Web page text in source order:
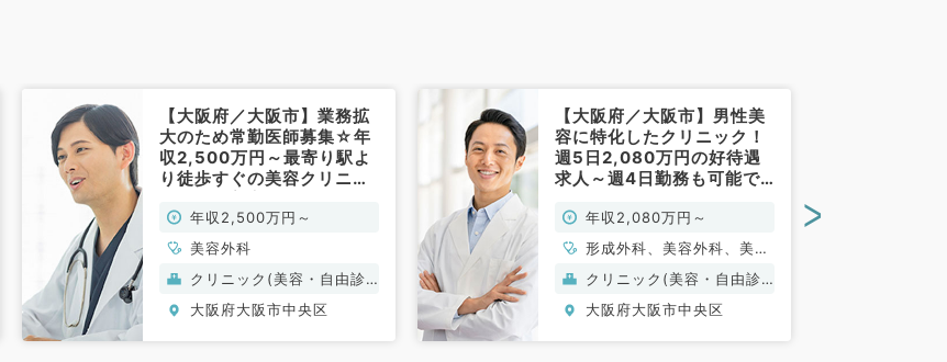
【大阪府／大阪市】業務拡
大のため常勤医師募集☆年
収2,500万円～最寄り駅よ
り徒歩すぐの美容クリニッ
年収2,500万円～
美容外科
クリニック(美容・自由診
療）
大阪府大阪市中央区
【大阪府／大阪市】男性美
容に特化したクリニック！
週5日2,080万円の好待遇
求人～週4日勤務も可能で
年収2,080万円～
形成外科、美容外科、美容
皮膚科
クリニック(美容・自由診
療）
大阪府大阪市中央区
>